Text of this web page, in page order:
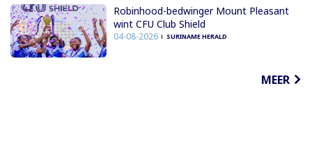
Robinhood-bedwinger Mount Pleasant
wint CFU Club Shield
04-08-2026 SURINAME HERALD
MEER